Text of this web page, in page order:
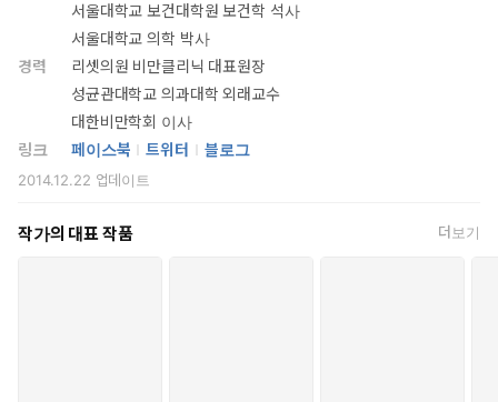
서울대학교 보건대학원 보건학 석사
서울대학교 의학 박사
경력
리셋의원 비만클리닉 대표원장
성균관대학교 의과대학 외래교수
대한비만학회 이사
링크
페이스북 트위터 블로그
2014.12.22 업데이트
작가의 대표 작품 더보기